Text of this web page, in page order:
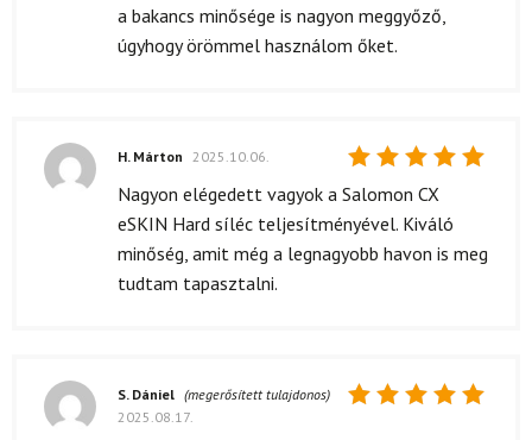
a bakancs minősége is nagyon meggyőző,
úgyhogy örömmel használom őket.
Értékelés:
H. Márton 2025.10.06.
Nagyon elégedett vagyok a Salomon CX
eSKIN Hard síléc teljesítményével. Kiváló
minőség, amit még a legnagyobb havon is meg
tudtam tapasztalni.
S. Dániel (megerősített tulajdonos)
2025.08.17.